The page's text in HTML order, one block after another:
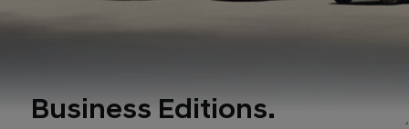
Business Editions.